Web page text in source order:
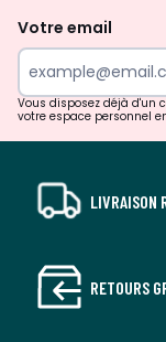
Votre email
Vous disposez déjà d'un
votre espace personnel
LIVRAISON
RETOURS